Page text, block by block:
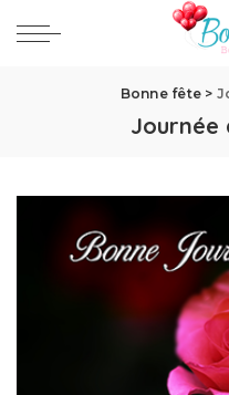
Bonne fête >
Journée